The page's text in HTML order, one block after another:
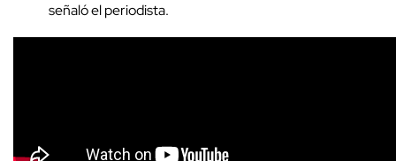
señaló el periodista.